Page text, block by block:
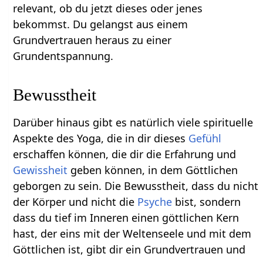
relevant, ob du jetzt dieses oder jenes
bekommst. Du gelangst aus einem
Grundvertrauen heraus zu einer
Grundentspannung.
Bewusstheit
Darüber hinaus gibt es natürlich viele spirituelle
Aspekte des Yoga, die in dir dieses Gefühl
erschaffen können, die dir die Erfahrung und
Gewissheit geben können, in dem Göttlichen
geborgen zu sein. Die Bewusstheit, dass du nicht
der Körper und nicht die Psyche bist, sondern
dass du tief im Inneren einen göttlichen Kern
hast, der eins mit der Weltenseele und mit dem
Göttlichen ist, gibt dir ein Grundvertrauen und